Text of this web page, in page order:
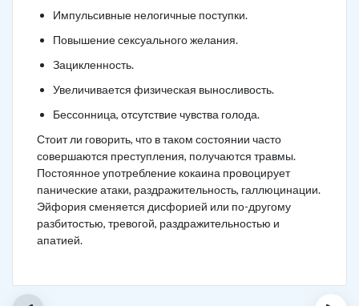
Импульсивные нелогичные поступки.
Повышение сексуального желания.
Зацикленность.
Увеличивается физическая выносливость.
Бессонница, отсутствие чувства голода.
Стоит ли говорить, что в таком состоянии часто
совершаются преступления, получаются травмы.
Постоянное употребление кокаина провоцирует
панические атаки, раздражительность, галлюцинации.
Эйфория сменяется дисфорией или по-другому
разбитостью, тревогой, раздражительностью и
апатией.